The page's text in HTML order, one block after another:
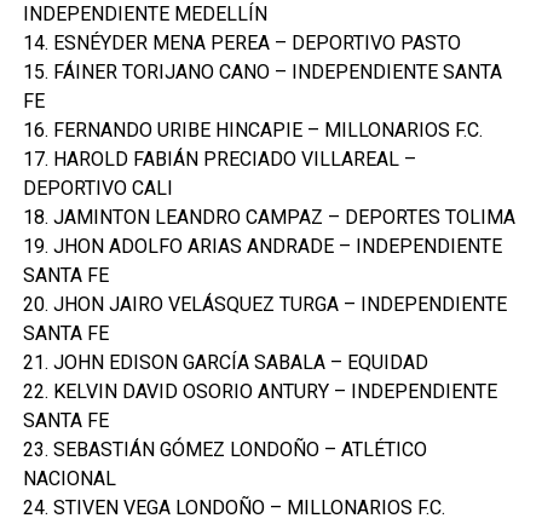
INDEPENDIENTE MEDELLÍN
14. ESNÉYDER MENA PEREA – DEPORTIVO PASTO
15. FÁINER TORIJANO CANO – INDEPENDIENTE SANTA
FE
16. FERNANDO URIBE HINCAPIE – MILLONARIOS F.C.
17. HAROLD FABIÁN PRECIADO VILLAREAL –
DEPORTIVO CALI
18. JAMINTON LEANDRO CAMPAZ – DEPORTES TOLIMA
19. JHON ADOLFO ARIAS ANDRADE – INDEPENDIENTE
SANTA FE
20. JHON JAIRO VELÁSQUEZ TURGA – INDEPENDIENTE
SANTA FE
21. JOHN EDISON GARCÍA SABALA – EQUIDAD
22. KELVIN DAVID OSORIO ANTURY – INDEPENDIENTE
SANTA FE
23. SEBASTIÁN GÓMEZ LONDOÑO – ATLÉTICO
NACIONAL
24. STIVEN VEGA LONDOÑO – MILLONARIOS F.C.